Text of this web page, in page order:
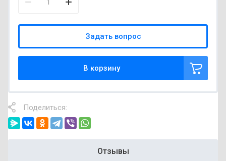
В корзину
Задать вопрос
Поделиться:
Отзывы